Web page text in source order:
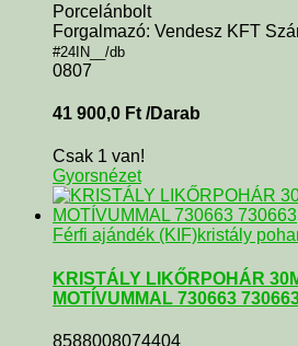
Porcelánbolt
Forgalmazó: Vendesz KFT
#24IN__/db
0807
41 900,0 Ft /Darab
Csak 1 van!
Gyorsnézet
Férfi ajándék (KIF)kristály
KRISTÁLY LIKŐRPOHÁR
MOTÍVUMMAL 730663
8588008074404